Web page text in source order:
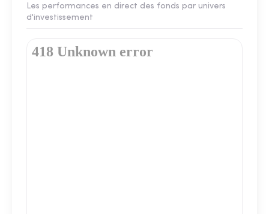
Les performances en direct des fonds par univers
d'investissement